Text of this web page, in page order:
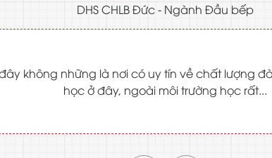
DHS CHLB Đức - Ngành Đầu bếp
không những là nơi có uy tín về chất lượng
học ở đây, ngoài môi trường học rất...